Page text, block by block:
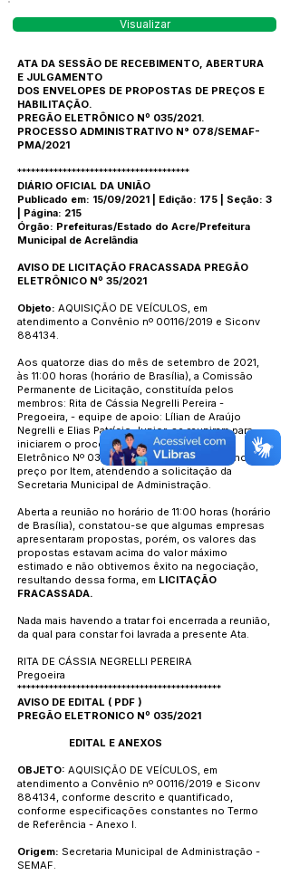
Visualizar
ATA DA SESSÃO DE RECEBIMENTO, ABERTURA
E JULGAMENTO
DOS ENVELOPES DE PROPOSTAS DE PREÇOS E
HABILITAÇÃO.
PREGÃO ELETRÔNICO Nº 035/2021.
PROCESSO ADMINISTRATIVO N° 078/SEMAF-
PMA/2021
**************************************
DIÁRIO OFICIAL DA UNIÃO
Publicado em: 15/09/2021 | Edição: 175 | Seção: 3
| Página: 215
Órgão: Prefeituras/Estado do Acre/Prefeitura
Municipal de Acrelândia
AVISO DE LICITAÇÃO FRACASSADA PREGÃO
ELETRÔNICO Nº 35/2021
Objeto: AQUISIÇÃO DE VEÍCULOS, em
atendimento a Convênio nº 00116/2019 e Siconv
884134.
Aos quatorze dias do mês de setembro de 2021,
às 11:00 horas (horário de Brasília), a Comissão
Permanente de Licitação, constituída pelos
membros: Rita de Cássia Negrelli Pereira -
Pregoeira, - equipe de apoio: Lílian de Araújo
Negrelli e Elias Patrício Junior, se reuniram para
iniciarem o processo licitatório do Pregão
Eletrônico Nº 035/2021, pelo critério de menor
preço por Item, atendendo a solicitação da
Secretaria Municipal de Administração.
Aberta a reunião no horário de 11:00 horas (horário
de Brasília), constatou-se que algumas empresas
apresentaram propostas, porém, os valores das
propostas estavam acima do valor máximo
estimado e não obtivemos êxito na negociação,
resultando dessa forma, em LICITAÇÃO
FRACASSADA.
Nada mais havendo a tratar foi encerrada a reunião,
da qual para constar foi lavrada a presente Ata.
RITA DE CÁSSIA NEGRELLI PEREIRA
Pregoeira
*********************************************
AVISO DE EDITAL ( PDF )
PREGÃO ELETRONICO Nº 035/2021
EDITAL E ANEXOS
OBJETO: AQUISIÇÃO DE VEÍCULOS, em
atendimento a Convênio nº 00116/2019 e Siconv
884134, conforme descrito e quantificado,
conforme especificações constantes no Termo
de Referência - Anexo I.
Origem: Secretaria Municipal de Administração -
SEMAF.